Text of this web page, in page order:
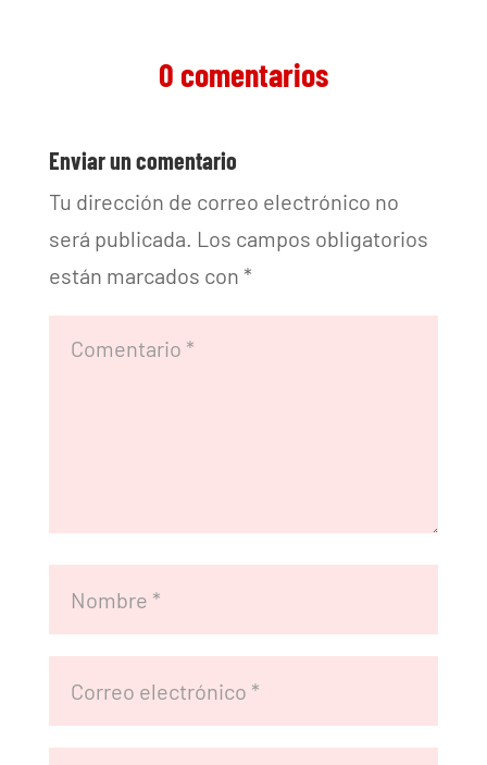
0 comentarios
Enviar un comentario
Tu dirección de correo electrónico no
será publicada. Los campos obligatorios
están marcados con *